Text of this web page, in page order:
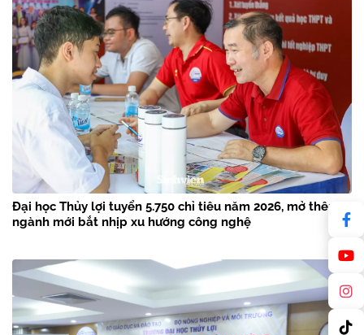
Đại học Thủy lợi tuyển 5.750 chỉ tiêu năm 2026, mở thêm 3
ngành mới bắt nhịp xu hướng công nghệ